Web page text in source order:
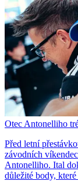
Otec Antonelliho
Před letní
závodních
Antonelliho. Ital
důležité body,